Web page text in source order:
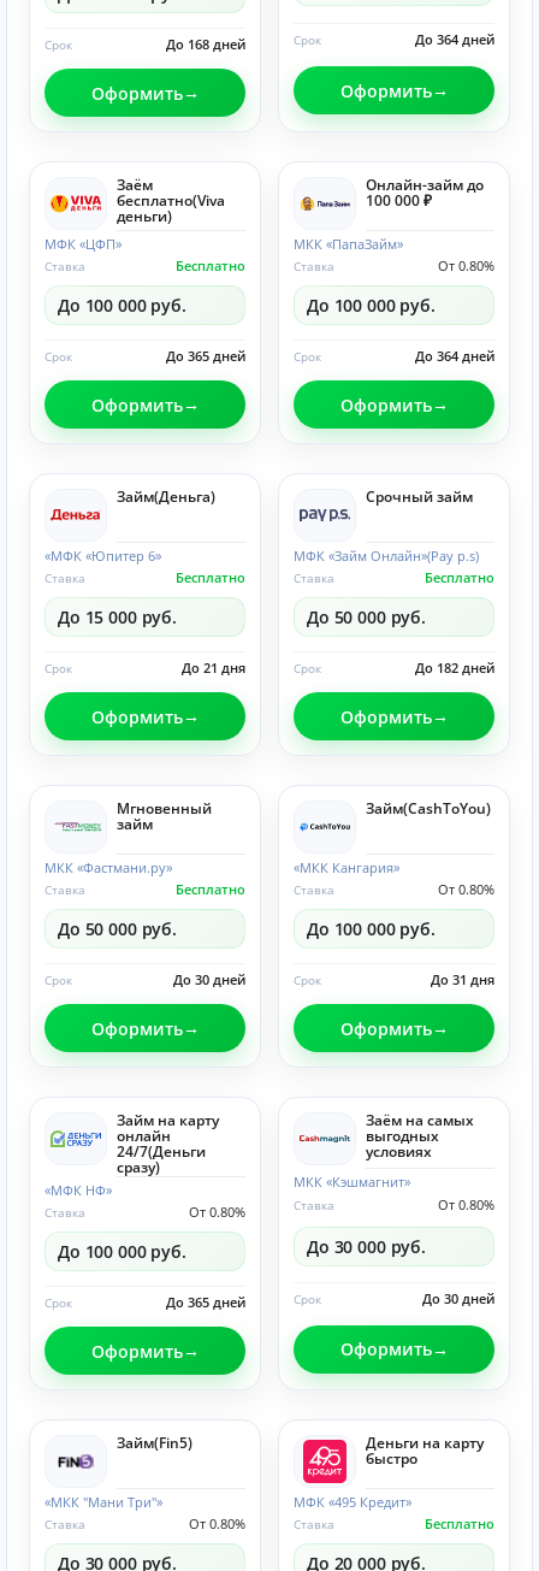
До 168 дней
Срок
Оформить
До 364 дней
Срок
Оформить
Заём
бесплатно(Viva
деньги)
МФК «ЦФП»
Бесплатно
Ставка
До 100 000 руб.
До 365 дней
Срок
Оформить
Онлайн-займ до
100 000 ₽
МКК «ПапаЗайм»
От 0.80%
Ставка
До 100 000 руб.
До 364 дней
Срок
Оформить
Займ(Деньга)
«МФК «Юпитер 6»
Бесплатно
Ставка
До 15 000 руб.
До 21 дня
Срок
Оформить
Срочный займ
МФК «Займ Онлайн»(Pay p.s)
Бесплатно
Ставка
До 50 000 руб.
До 182 дней
Срок
Оформить
Мгновенный
займ
МКК «Фастмани.ру»
Бесплатно
Ставка
До 50 000 руб.
До 30 дней
Срок
Оформить
Займ(CashToYou)
«МКК Кангария»
От 0.80%
Ставка
До 100 000 руб.
До 31 дня
Срок
Оформить
Займ на карту
онлайн
24/7(Деньги
сразу)
«МФК НФ»
От 0.80%
Ставка
До 100 000 руб.
До 365 дней
Срок
Оформить
Заём на самых
выгодных
условиях
МКК «Кэшмагнит»
От 0.80%
Ставка
До 30 000 руб.
До 30 дней
Срок
Оформить
Займ(Fin5)
«МКК "Мани Три"»
От 0.80%
Ставка
До 30 000 руб.
Деньги на карту
быстро
МФК «495 Кредит»
Бесплатно
Ставка
До 20 000 руб.